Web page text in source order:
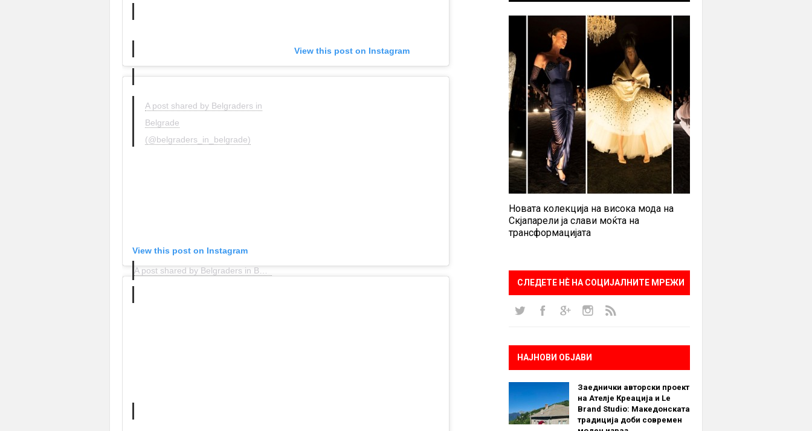
View this post on Instagram
A post shared by Belgraders in
Belgrade
(@belgraders_in_belgrade)
View this post on Instagram
Новата колекција на висока мода на
Скјапарели ја слави моќта на
трансформацијата
СЛЕДЕТЕ НÈ НА СОЦИЈАЛНИТЕ МРЕЖИ
НАЈНОВИ ОБЈАВИ
Заеднички авторски проект
на Ателје Креација и Le
Brand Studio: Македонската
традиција доби современ